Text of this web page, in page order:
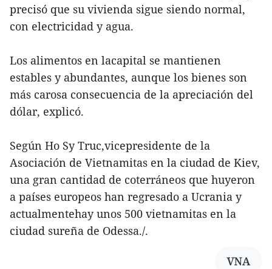
precisó que su vivienda sigue siendo normal,
con electricidad y agua.
Los alimentos en lacapital se mantienen
estables y abundantes, aunque los bienes son
más carosa consecuencia de la apreciación del
dólar, explicó.
Según Ho Sy Truc,vicepresidente de la
Asociación de Vietnamitas en la ciudad de Kiev,
una gran cantidad de coterráneos que huyeron
a países europeos han regresado a Ucrania y
actualmentehay unos 500 vietnamitas en la
ciudad sureña de Odessa./.
VNA